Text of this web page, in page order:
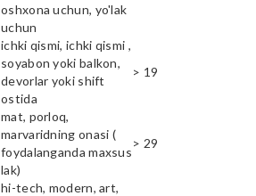
oshxona uchun, yo'lak
uchun
ichki qismi, ichki qismi ,
soyabon yoki balkon,
devorlar yoki shift
ostida
> 19
mat, porloq,
marvaridning onasi (
foydalanganda maxsus
lak)
> 29
hi-tech, modern, art,